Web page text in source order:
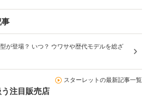
事
が登場？ いつ？ ウワサや歴代モデルを総ざ
スターレットの最新記事一覧
注目販売店